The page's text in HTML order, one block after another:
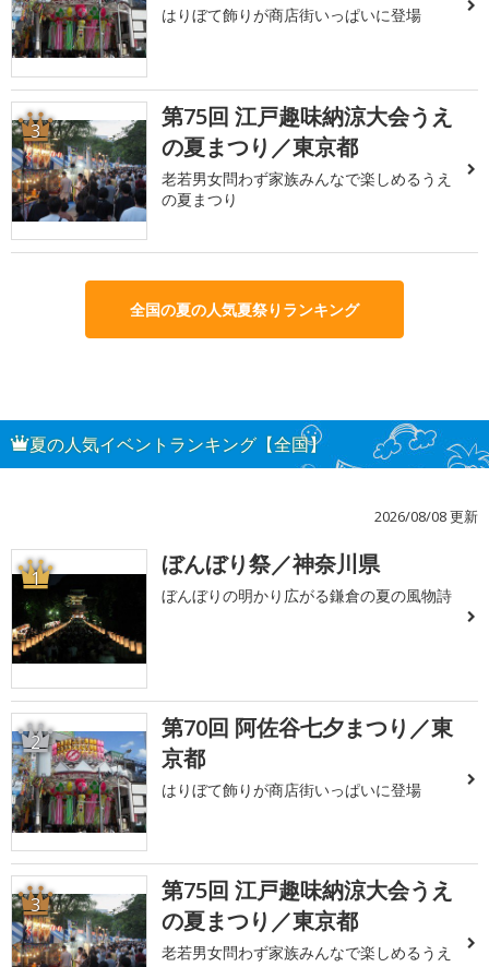
はりぼて飾りが商店街いっぱいに登場
3
第75回 江戸趣味納涼大会うえ
の夏まつり／東京都
老若男女問わず家族みんなで楽しめるうえ
の夏まつり
全国の夏の人気夏祭りランキング
夏の人気イベントランキング【全国】
2026/08/08 更新
1 ぼんぼり祭／神奈川県
ぼんぼりの明かり広がる鎌倉の夏の風物詩
2
第70回 阿佐谷七夕まつり／東
京都
はりぼて飾りが商店街いっぱいに登場
3
第75回 江戸趣味納涼大会うえ
の夏まつり／東京都
老若男女問わず家族みんなで楽しめるうえ